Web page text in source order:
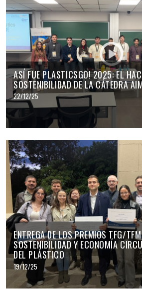
ASÍ FUE PLASTICSGO! 2025: EL
SOSTENIBILIDAD DE LA CÁTEDRA
22/12/25
ENTREGA DE LOS PREMIOS TFG/
SOSTENIBILIDAD Y ECONOMÍA
DEL PLÁSTICO
19/12/25